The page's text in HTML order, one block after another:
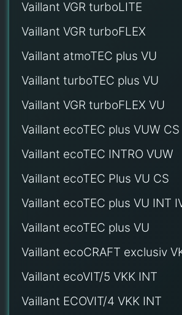
Vaillant VGR turboLITE
Vaillant VGR turboFLEX
Vaillant atmoTEC plus VU
Vaillant turboTEC plus VU
Vaillant VGR turboFLEX VU
Vaillant ecoTEC plus VUW CS
Vaillant ecoTEC INTRO VUW
Vaillant ecoTEC Plus VU CS
Vaillant ecoTEC plus VU INT
Vaillant ecoTEC plus VU
Vaillant ecoCRAFT exclusiv
Vaillant ecoVIT/5 VKK INT
Vaillant ECOVIT/4 VKK INT